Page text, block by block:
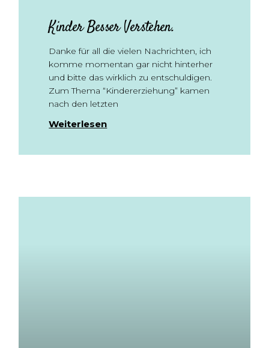
Kinder Besser Verstehen.
Danke für all die vielen Nachrichten, ich
komme momentan gar nicht hinterher
und bitte das wirklich zu entschuldigen.
Zum Thema “Kindererziehung” kamen
nach den letzten
Weiterlesen